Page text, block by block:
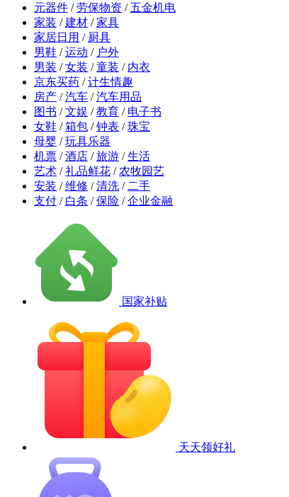
元器件 / 劳保物资 / 五金机电
家装 / 建材 / 家具
家居日用 / 厨具
男鞋 / 运动 / 户外
男装 / 女装 / 童装 / 内衣
京东买药 / 计生情趣
房产 / 汽车 / 汽车用品
图书 / 文娱 / 教育 / 电子书
女鞋 / 箱包 / 钟表 / 珠宝
母婴 / 玩具乐器
机票 / 酒店 / 旅游 / 生活
艺术 / 礼品鲜花 / 农牧园艺
安装 / 维修 / 清洗 / 二手
支付 / 白条 / 保险 / 企业金融
国家补贴
天天领好礼